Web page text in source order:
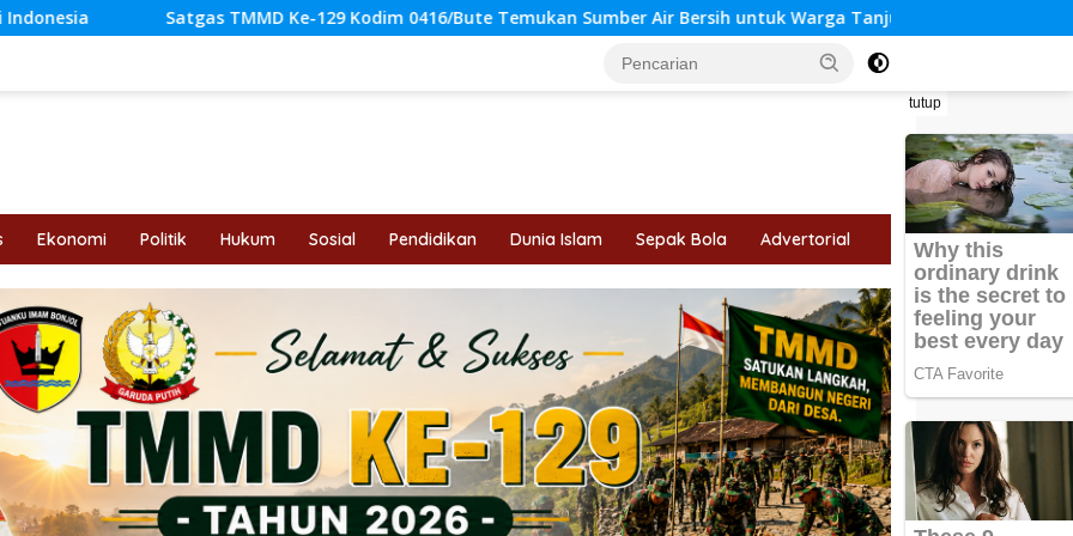
TMMD Ke-129 Kodim 0416/Bute Temukan Sumber Air Bersih untuk Warga Tanjung Agung Progres 95 Persen, Satgas
tutup
Ekonomi Politik Hukum Sosial Pendidikan Dunia Islam Sepak Bola Advertorial